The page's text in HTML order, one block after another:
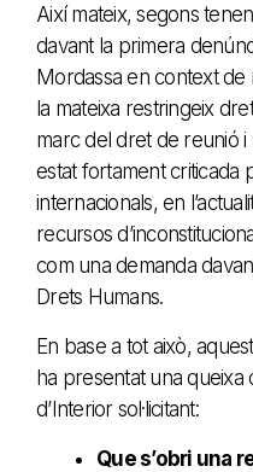
Així mateix, segons
davant la primera
Mordassa en context de
la mateixa restringeix
marc del dret de reunió i
estat fortament criticada
internacionals, en
recursos
com una demanda
Drets Humans.
En base a tot això,
ha presentat una queixa
d’Interior sol·licitant:
Que s’obri una